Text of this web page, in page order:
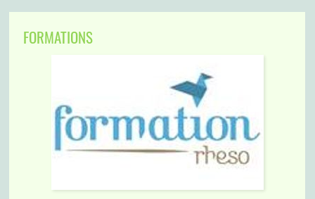
FORMATIONS